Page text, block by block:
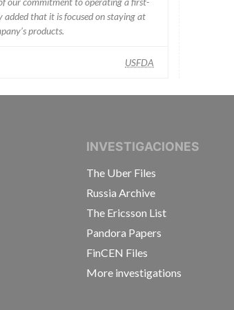
that it is focused on staying at
products.
USFDA
OF INVESTIGATIVE
INVESTIGACIONES
The Uber Files
Russia Archive
The Ericsson List
Pandora Papers
FinCEN Files
More investigations